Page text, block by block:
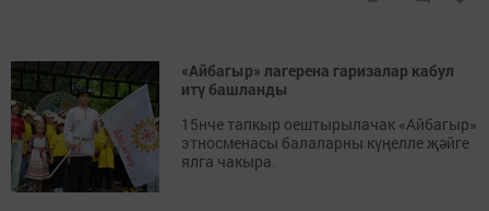
«Айбагыр» лагерена гаризалар кабул
итү башланды
15нче тапкыр оештырылачак «Айбагыр»
этносменасы балаларны күңелле җәйге
ялга чакыра.